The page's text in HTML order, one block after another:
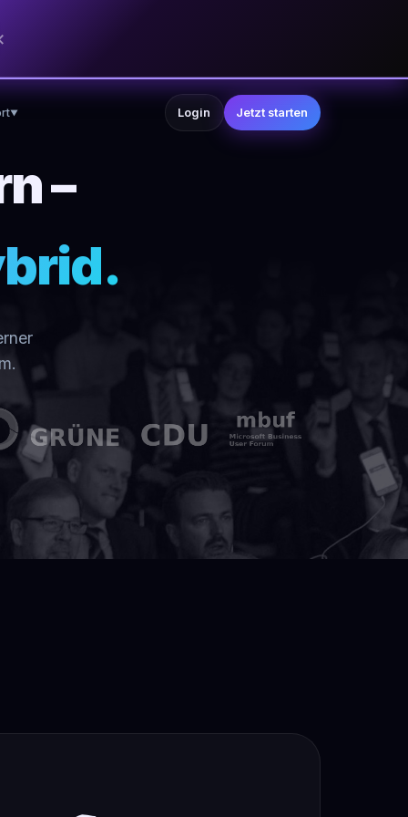
▼ Login Jetzt starten
–